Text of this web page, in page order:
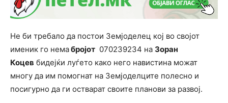
Не би требало да постои Земјоделец кој во својот
именик го немабројот 070239234 на Зоран
Коцев бидејќи луѓето како него навистина можат
многу да им помогнат на Земјоделците полесно и
посигурно да ги остварат своите планови за развој.